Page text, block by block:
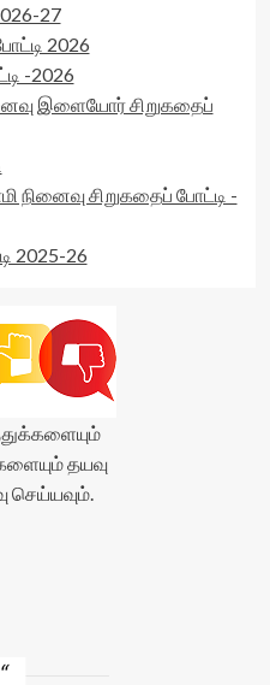
27
2026
-2026
இளையோர் சிறுகதைப்
நினைவு சிறுகதைப் போட்டி -
2025-26
தயவு
செய்யவும்.